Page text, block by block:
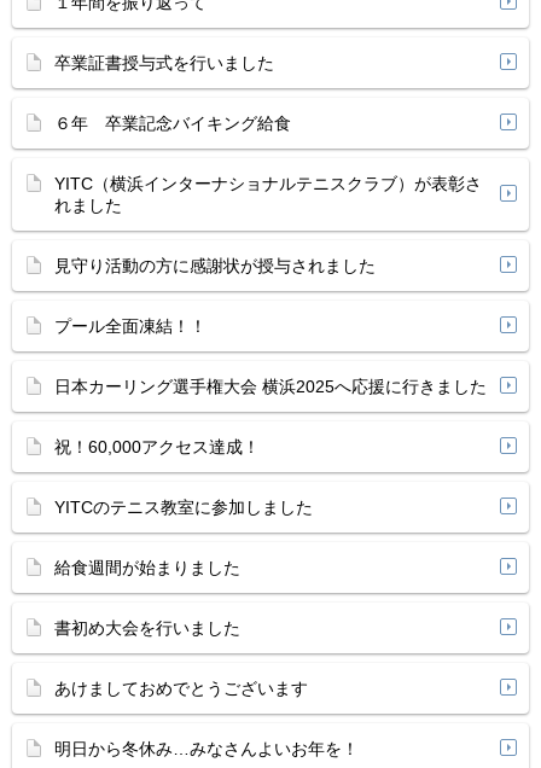
卒業証書授与式を行いました
６年 卒業記念バイキング給食
YITC（横浜インターナショナルテニスクラブ）が表彰さ
れました
見守り活動の方に感謝状が授与されました
プール全面凍結！！
日本カーリング選手権大会 横浜2025へ応援に行きました
祝！60,000アクセス達成！
YITCのテニス教室に参加しました
給食週間が始まりました
書初め大会を行いました
あけましておめでとうございます
明日から冬休み…みなさんよいお年を！